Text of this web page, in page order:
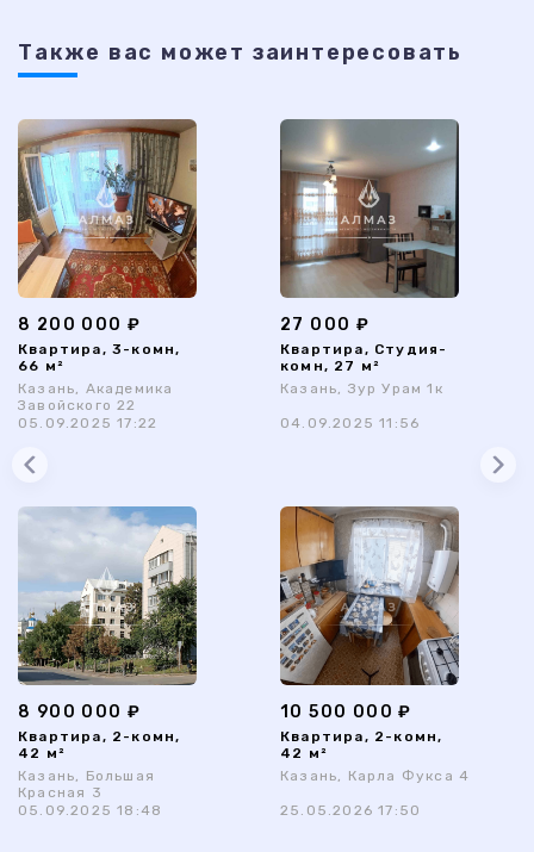
Также ваc может заинтересовать
8 200 000 ₽
Квартира, 3-комн,
66 м²
Казань, Академика
Завойского 22
05.09.2025 17:22
27 000 ₽
Квартира, Студия-
комн, 27 м²
Казань, Зур Урам 1к
04.09.2025 11:56
8 900 000 ₽
Квартира, 2-комн,
42 м²
Казань, Большая
Красная 3
05.09.2025 18:48
10 500 000 ₽
Квартира, 2-комн,
42 м²
Казань, Карла Фукса 4
25.05.2026 17:50